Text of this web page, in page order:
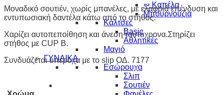
∾ Καπέλα
Μπουρνούζια
Κάλτσες
Basic
Αθλητικές
Μαγιό
ΓΥΝΑΙΚΑ
Εσώρουχα
Σλιπ
Σουτιέν
Μοναδικό σουτιέν, χωρίς μπανέλες, με ελαφριά επένδυση και
εντυπωσιακή δαντέλα κάτω από το στήθος.
Χαρίζει αυτοπεποίθηση και άνεση ταυτόχρονα.Στηρίζει
στήθος με CUP B.
Συνδυάζεται υπέροχα με το slip ΟΔ. 7177